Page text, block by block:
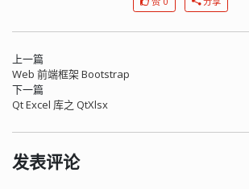
上一篇
Web 前端框架 Bootstrap
下一篇
Qt Excel 库之 QtXlsx
发表评论